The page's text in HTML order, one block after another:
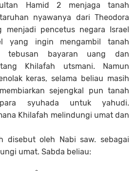
Hamid 2 menjaga tanah
nyawanya dari Theodora
menjadi pencetus negara Israel
yang ingin mengambil tanah
tebusan bayaran uang dan
Khilafah utsmani. Namun
keras, selama beliau masih
sejengkal pun tanah
syuhada untuk yahudi.
Khilafah melindungi umat dan
disebut oleh Nabi saw. sebagai
umat. Sabda beliau: